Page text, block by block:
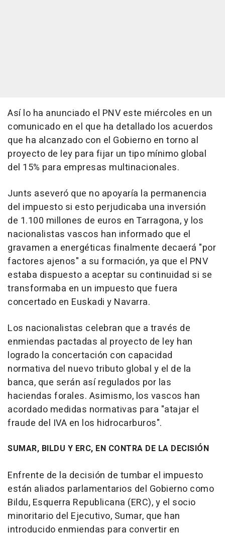
Así lo ha anunciado el PNV este miércoles en un
comunicado en el que ha detallado los acuerdos
que ha alcanzado con el Gobierno en torno al
proyecto de ley para fijar un tipo mínimo global
del 15% para empresas multinacionales.
Junts aseveró que no apoyaría la permanencia
del impuesto si esto perjudicaba una inversión
de 1.100 millones de euros en Tarragona, y los
nacionalistas vascos han informado que el
gravamen a energéticas finalmente decaerá "por
factores ajenos" a su formación, ya que el PNV
estaba dispuesto a aceptar su continuidad si se
transformaba en un impuesto que fuera
concertado en Euskadi y Navarra.
Los nacionalistas celebran que a través de
enmiendas pactadas al proyecto de ley han
logrado la concertación con capacidad
normativa del nuevo tributo global y el de la
banca, que serán así regulados por las
haciendas forales. Asimismo, los vascos han
acordado medidas normativas para "atajar el
fraude del IVA en los hidrocarburos".
SUMAR, BILDU Y ERC, EN CONTRA DE LA DECISIÓN
Enfrente de la decisión de tumbar el impuesto
están aliados parlamentarios del Gobierno como
Bildu, Esquerra Republicana (ERC), y el socio
minoritario del Ejecutivo, Sumar, que han
introducido enmiendas para convertir en